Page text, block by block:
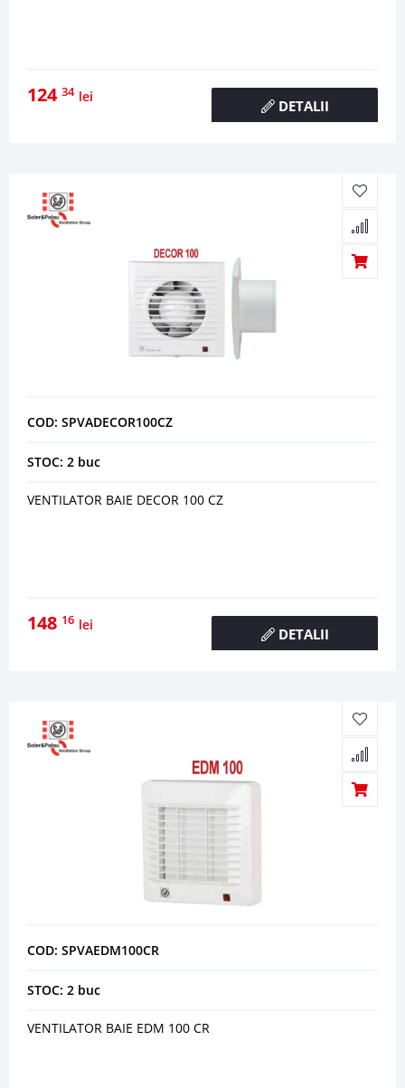
124 34 lei
DETALII
COD: SPVADECOR100CZ
STOC: 2 buc
VENTILATOR BAIE DECOR 100 CZ
148 16 lei
DETALII
COD: SPVAEDM100CR
STOC: 2 buc
VENTILATOR BAIE EDM 100 CR